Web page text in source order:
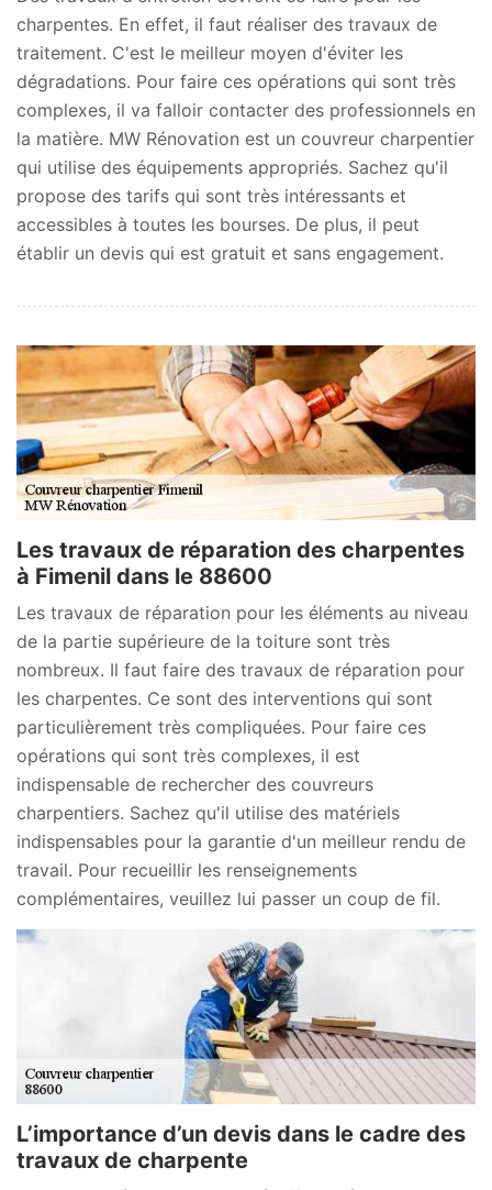
charpentes. En effet, il faut réaliser des travaux de
traitement. C'est le meilleur moyen d'éviter les
dégradations. Pour faire ces opérations qui sont très
complexes, il va falloir contacter des professionnels en
la matière. MW Rénovation est un couvreur charpentier
qui utilise des équipements appropriés. Sachez qu'il
propose des tarifs qui sont très intéressants et
accessibles à toutes les bourses. De plus, il peut
établir un devis qui est gratuit et sans engagement.
Les travaux de réparation des charpentes
à Fimenil dans le 88600
Les travaux de réparation pour les éléments au niveau
de la partie supérieure de la toiture sont très
nombreux. Il faut faire des travaux de réparation pour
les charpentes. Ce sont des interventions qui sont
particulièrement très compliquées. Pour faire ces
opérations qui sont très complexes, il est
indispensable de rechercher des couvreurs
charpentiers. Sachez qu'il utilise des matériels
indispensables pour la garantie d'un meilleur rendu de
travail. Pour recueillir les renseignements
complémentaires, veuillez lui passer un coup de fil.
L’importance d’un devis dans le cadre des
travaux de charpente